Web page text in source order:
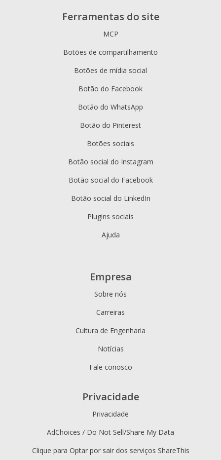
Ferramentas do site
MCP
Botões de compartilhamento
Botões de mídia social
Botão do Facebook
Botão do WhatsApp
Botão do Pinterest
Botões sociais
Botão social do Instagram
Botão social do Facebook
Botão social do LinkedIn
Plugins sociais
Ajuda
Empresa
Sobre nós
Carreiras
Cultura de Engenharia
Notícias
Fale conosco
Privacidade
Privacidade
AdChoices / Do Not Sell/Share My Data
Clique para Optar por sair dos serviços ShareThis